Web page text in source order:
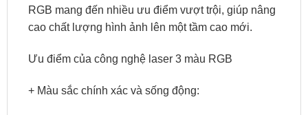
RGB mang đến nhiều ưu điểm vượt trội, giúp nâng
cao chất lượng hình ảnh lên một tầm cao mới.
Ưu điểm của công nghệ laser 3 màu RGB
+ Màu sắc chính xác và sống động: